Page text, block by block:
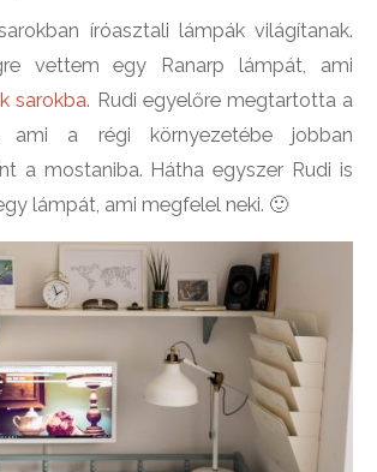
íróasztali lámpák világítanak.
vettem egy Ranarp lámpát, ami
sarokba. Rudi egyelőre megtartotta a
ami a régi környezetébe jobban
a mostaniba. Hátha egyszer Rudi is
lámpát, ami megfelel neki. 🙂